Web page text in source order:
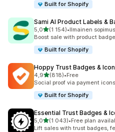
Built for Shopify
Sami AI Product Labels &
5,0/ 5 tähteä
(1 154)
1154 arvostelua yhteensä
•Ilmainen
Boost sale with product
Built for Shopify
Hoppy Trust Badges &
4,9/ 5 tähteä
(818)
818 arvostelua yhteensä
•Free
Social proof via payment
Built for Shopify
Essential Trust Badges &
5,0/ 5 tähteä
(1 043)
1043 arvostelua yhteensä
•Free plan
Lift sales with trust badges,